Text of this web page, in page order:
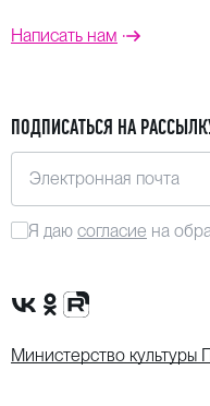
Написать нам
ПОДПИСАТЬСЯ НА
Электронная почта
Я даю согласие на
Сообщество VK
Группа в
Канал Rutube
Министерство культуры